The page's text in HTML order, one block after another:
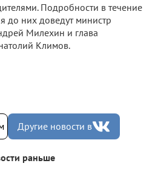
Подробности в течение
до них доведут министр
Милехин и глава
Климов.
Другие новости в
раньше